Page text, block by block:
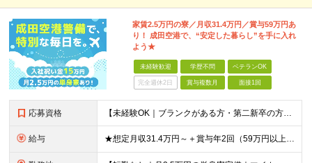
家賃2.5万円の寮／月収31.4万円／賞与59万円あ
り！ 成田空港で、“安定した暮らし”を手に入れ
よう★
未経験歓迎 学歴不問 ベテランOK
完全週休2日 賞与複数月 面接1回
応募資格 【未経験OK｜ブランクがある方・第二新卒の方・正社員が初めての方も歓迎！】 ★応募資格を満たす方は面接確約！ ★20代・30代の若手スタッフも多数活躍中！ ◎58歳以下の方（長期のキャリア形成を図る
給与 ★想定月収31.4万円～＋賞与年2回（59万円以上） ★入社お祝い金15万円支給 ★水道+光熱費無料の家賃がリーズナブルな社員寮(単身寮)あり！ ★住宅手当&家族手当あり 月給24万5000円以上(